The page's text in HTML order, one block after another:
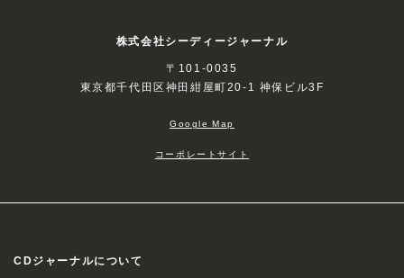
株式会社シーディージャーナル
〒101-0035
東京都千代田区神田紺屋町20-1 神保ビル3F
Google Map
コーポレートサイト
CDジャーナルについて